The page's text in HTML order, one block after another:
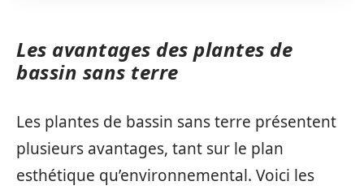
Les avantages des plantes de
bassin sans terre
Les plantes de bassin sans terre présentent
plusieurs avantages, tant sur le plan
esthétique qu’environnemental. Voici les